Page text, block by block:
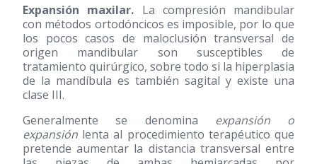
Expansión maxilar. La compresión mandibular
con métodos ortodóncicos es imposible, por lo que
los pocos casos de maloclusión transversal de
origen mandibular son susceptibles de
tratamiento quirúrgico, sobre todo si la hiperplasia
de la mandíbula es también sagital y existe una
clase III.
Generalmente se denomina expansión o
expansión lenta al procedimiento terapéutico que
pretende aumentar la distancia transversal entre